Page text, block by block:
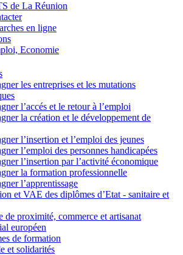
de La Réunion
en ligne
Economie
les entreprises et les mutations
l’accés et le retour à l’emploi
la création et le développement de
l’insertion et l’emploi des jeunes
l’emploi des personnes handicapées
l’insertion par l’activité économique
la formation professionnelle
l’apprentissage
et VAE des diplômes d’Etat - sanitaire et
de proximité, commerce et artisanat
européen
de formation
et solidarités